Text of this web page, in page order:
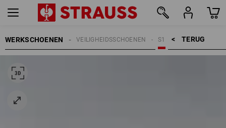
WERKSCHOENEN TERUG    >
S1
VEILIGHEIDSSCHOENEN